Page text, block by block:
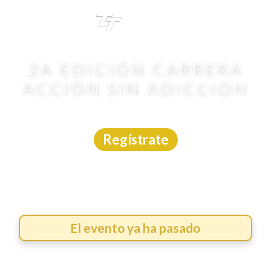
2A EDICIÓN CARRERA
Regístrate
El evento ya ha pasado